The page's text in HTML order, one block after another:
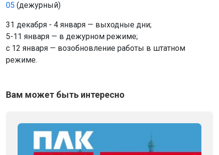
05 (дежурный)
31 декабря - 4 января — выходные дни;
5-11 января — в дежурном режиме;
c 12 января — возобновление работы в штатном
режиме.
Вам может быть интересно